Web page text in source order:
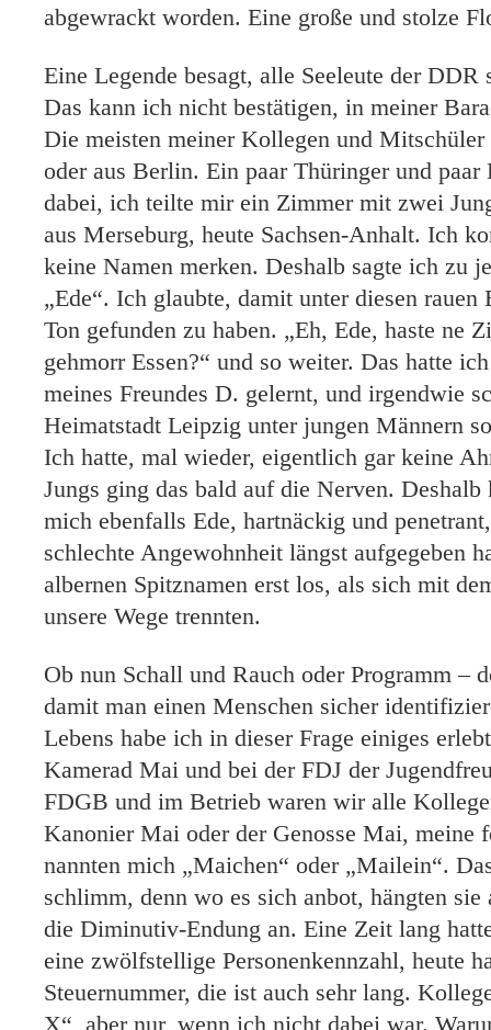
abgewrackt worden. Eine große und stolze
Eine Legende besagt, alle Seeleute der DDR
Das kann ich nicht bestätigen, in meiner
Die meisten meiner Kollegen und
oder aus Berlin. Ein paar Thüringer und paar
dabei, ich teilte mir ein Zimmer mit zwei
aus Merseburg, heute Sachsen-Anhalt. Ich
keine Namen merken. Deshalb sagte ich zu
„Ede“. Ich glaubte, damit unter diesen rauen
Ton gefunden zu haben. „Eh, Ede, haste ne
gehmorr Essen?“ und so weiter. Das hatte
meines Freundes D. gelernt, und irgendwie
Heimatstadt Leipzig unter jungen Männern
Ich hatte, mal wieder, eigentlich gar keine
Jungs ging das bald auf die Nerven. Deshalb
mich ebenfalls Ede, hartnäckig und
schlechte Angewohnheit längst aufgegeben
albernen Spitznamen erst los, als sich mit
unsere Wege trennten.
Ob nun Schall und Rauch oder Programm –
damit man einen Menschen sicher
Lebens habe ich in dieser Frage einiges
Kamerad Mai und bei der FDJ der
FDGB und im Betrieb waren wir alle
Kanonier Mai oder der Genosse Mai, meine
nannten mich „Maichen“ oder „Mailein“.
schlimm, denn wo es sich anbot, hängten
die Diminutiv-Endung an. Eine Zeit lang
eine zwölfstellige Personenkennzahl, heute
Steuernummer, die ist auch sehr lang.
X“, aber nur, wenn ich nicht dabei war.